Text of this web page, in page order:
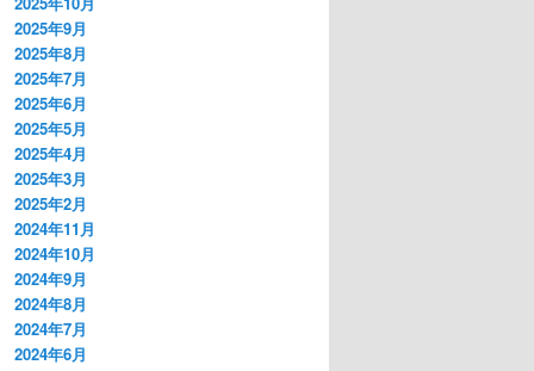
2025年9月
2025年8月
2025年7月
2025年6月
2025年5月
2025年4月
2025年3月
2025年2月
2024年11月
2024年10月
2024年9月
2024年8月
2024年7月
2024年6月